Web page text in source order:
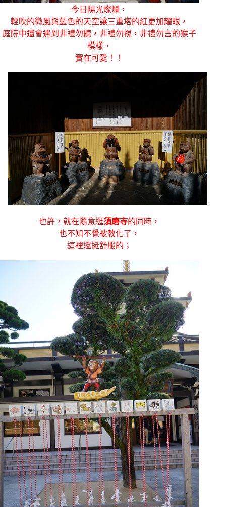
今日陽光燦爛，
輕吹的微風與藍色的天空讓三重塔的紅更加耀眼，
庭院中還會遇到非禮勿聽，非禮勿視，非禮勿言的猴子
模樣，
實在可愛！！
也許，就在隨意逛須磨寺的同時，
也不知不覺被教化了，
這裡還挺舒服的；